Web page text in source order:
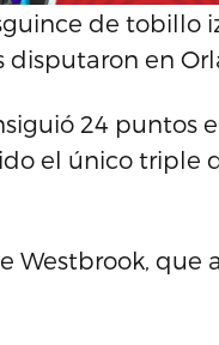
de tobillo
disputaron en
24 puntos
el único triple
Westbrook, que